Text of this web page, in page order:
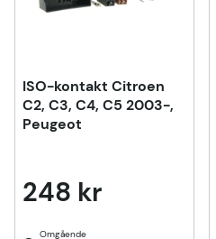
ISO-kontakt Citroen
C2, C3, C4, C5 2003-,
Peugeot
248 kr